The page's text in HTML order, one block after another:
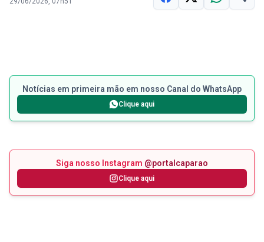
Notícias em primeira mão em nosso Canal do WhatsApp
Clique aqui
Siga nosso Instagram @portalcaparao
Clique aqui